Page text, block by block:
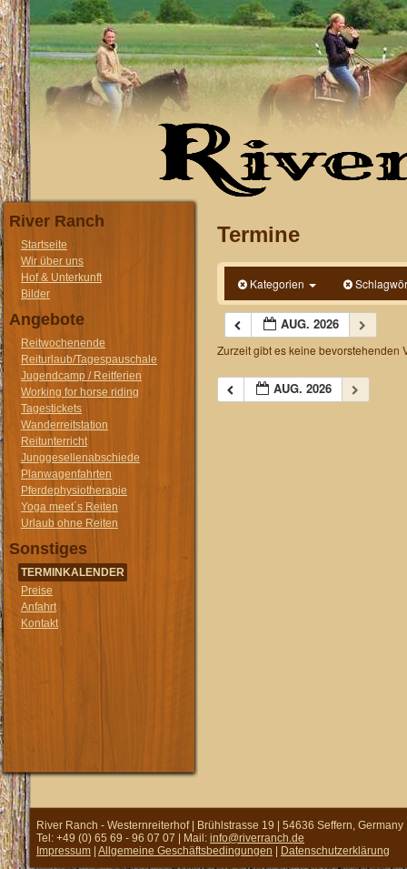
River Ranch
Startseite
Wir über uns
Hof & Unterkunft
Bilder
Angebote
Reitwochenende
Reiturlaub/Tagespauschale
Jugendcamp / Reitferien
Working for horse riding
Tagestickets
Wanderreitstation
Reitunterricht
Junggesellenabschiede
Planwagenfahrten
Pferdephysiotherapie
Yoga meet´s Reiten
Urlaub ohne Reiten
Sonstiges
TERMINKALENDER
Preise
Anfahrt
Kontakt
Termine
Kategorien
AUG. 2026
Zurzeit gibt es keine bevorstehenden
AUG. 2026
River Ranch - Westernreiterhof | Brühlstrasse 19 | 54636 Seffern, Germany
Tel: +49 (0) 65 69 - 96 07 07 | Mail: info@riverranch.de
Impressum Allgemeine Geschäftsbedingungen Datenschutzerklärung